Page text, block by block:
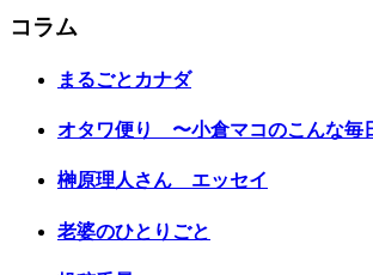
コラム
まるごとカナダ
オタワ便り 〜小倉マコのこんな毎
榊原理人さん エッセイ
老婆のひとりごと